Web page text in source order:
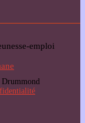
emploi
Drummond